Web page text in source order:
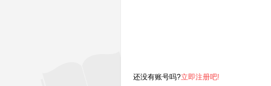
还没有账号吗?立即注册吧!